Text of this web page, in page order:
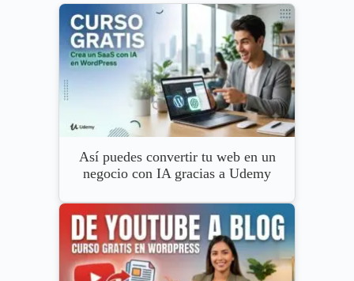
Así puedes convertir tu web en un
negocio con IA gracias a Udemy